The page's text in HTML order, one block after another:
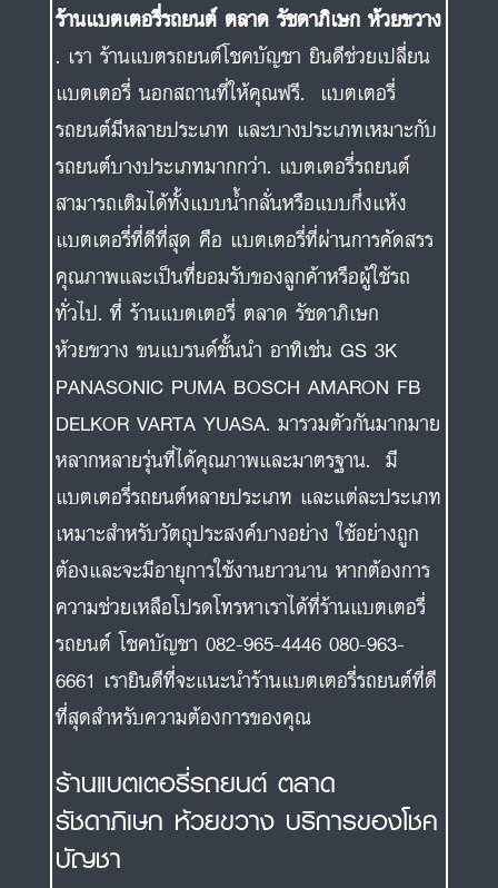
ร้านแบตเตอรี่รถยนต์ ตลาด รัชดาภิเษก ห้วยขวาง
. เรา ร้านแบตรถยนต์โชคบัญชา ยินดีช่วยเปลี่ยน
แบตเตอรี่ นอกสถานที่ให้คุณฟรี. แบตเตอรี่
รถยนต์มีหลายประเภท และบางประเภทเหมาะกับ
รถยนต์บางประเภทมากกว่า. แบตเตอรี่รถยนต์
สามารถเติมได้ทั้งแบบน้ำกลั่นหรือแบบกึ่งแห้ง
แบตเตอรี่ที่ดีที่สุด คือ แบตเตอรี่ที่ผ่านการคัดสรร
คุณภาพและเป็นที่ยอมรับของลูกค้าหรือผู้ใช้รถ
ทั่วไป. ที่ ร้านแบตเตอรี่ ตลาด รัชดาภิเษก
ห้วยขวาง ขนแบรนด์ชั้นนำ อาทิเช่น GS 3K
PANASONIC PUMA BOSCH AMARON FB
DELKOR VARTA YUASA. มารวมตัวกันมากมาย
หลากหลายรุ่นที่ได้คุณภาพและมาตรฐาน. มี
แบตเตอรี่รถยนต์หลายประเภท และแต่ละประเภท
เหมาะสำหรับวัตถุประสงค์บางอย่าง ใช้อย่างถูก
ต้องและจะมีอายุการใช้งานยาวนาน หากต้องการ
ความช่วยเหลือโปรดโทรหาเราได้ที่ร้านแบตเตอรี่
รถยนต์ โชคบัญชา 082-965-4446 080-963-
6661 เรายินดีที่จะแนะนำร้านแบตเตอรี่รถยนต์ที่ดี
ที่สุดสำหรับความต้องการของคุณ
ร้านแบตเตอรี่รถยนต์ ตลาด
รัชดาภิเษก ห้วยขวาง บริการของโชค
บัญชา